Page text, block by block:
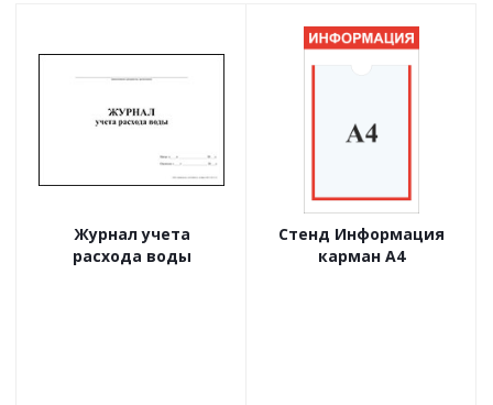
Журнал учета
расхода воды
Стенд Информация
карман А4